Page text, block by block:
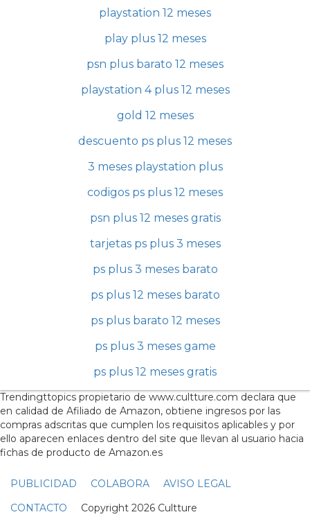
playstation 12 meses
play plus 12 meses
psn plus barato 12 meses
playstation 4 plus 12 meses
gold 12 meses
descuento ps plus 12 meses
3 meses playstation plus
codigos ps plus 12 meses
psn plus 12 meses gratis
tarjetas ps plus 3 meses
ps plus 3 meses barato
ps plus 12 meses barato
ps plus barato 12 meses
ps plus 3 meses game
ps plus 12 meses gratis
Trendingttopics propietario de www.cultture.com declara que
en calidad de Afiliado de Amazon, obtiene ingresos por las
compras adscritas que cumplen los requisitos aplicables y por
ello aparecen enlaces dentro del site que llevan al usuario hacia
fichas de producto de Amazon.es
PUBLICIDAD COLABORA
AVISO LEGAL
CONTACTO Copyright 2026 Cultture